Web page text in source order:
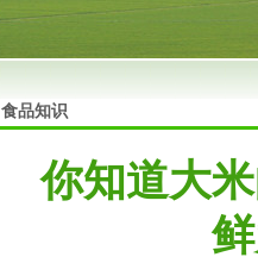
食品知识
你知道大